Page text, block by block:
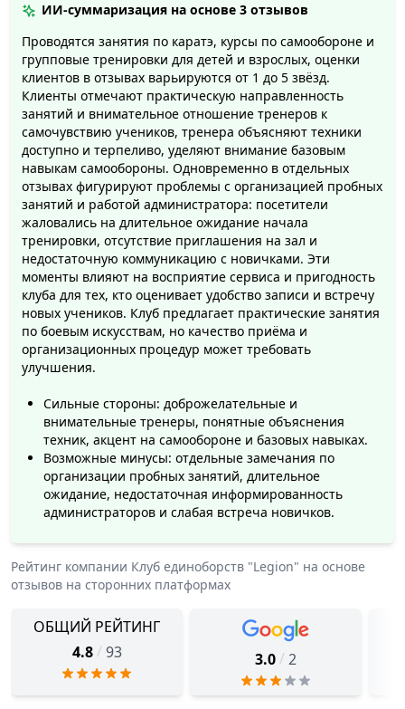
ИИ-суммаризация на основе 3 отзывов
Проводятся занятия по каратэ, курсы по самообороне и
групповые тренировки для детей и взрослых, оценки
клиентов в отзывах варьируются от 1 до 5 звёзд.
Клиенты отмечают практическую направленность
занятий и внимательное отношение тренеров к
самочувствию учеников, тренера объясняют техники
доступно и терпеливо, уделяют внимание базовым
навыкам самообороны. Одновременно в отдельных
отзывах фигурируют проблемы с организацией пробных
занятий и работой администратора: посетители
жаловались на длительное ожидание начала
тренировки, отсутствие приглашения на зал и
недостаточную коммуникацию с новичками. Эти
моменты влияют на восприятие сервиса и пригодность
клуба для тех, кто оценивает удобство записи и встречу
новых учеников. Клуб предлагает практические занятия
по боевым искусствам, но качество приёма и
организационных процедур может требовать
улучшения.
Сильные стороны: доброжелательные и
внимательные тренеры, понятные объяснения
техник, акцент на самообороне и базовых навыках.
Возможные минусы: отдельные замечания по
организации пробных занятий, длительное
ожидание, недостаточная информированность
администраторов и слабая встреча новичков.
Рейтинг компании Клуб единоборств "Legion" на основе
отзывов на сторонних платформах
ОБЩИЙ РЕЙТИНГ
4.8 / 93 3.0 / 2